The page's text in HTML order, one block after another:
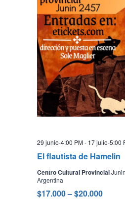
El flautista de Hamelin
29 junio-4:00 PM- 17 julio-5:00
Centro Cultural Provincial
Argentina
$17.000 – $20.000